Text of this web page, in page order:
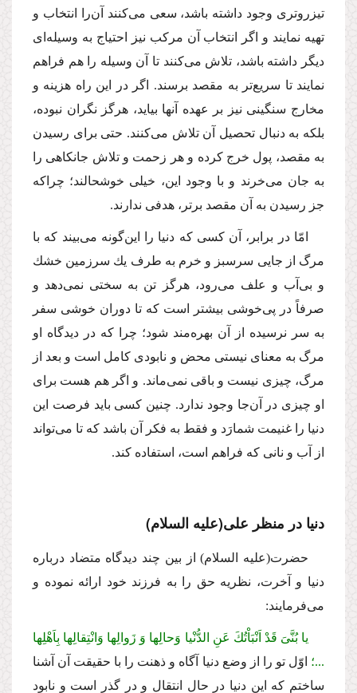
تیزروترى وجود داشته باشد، سعى مى‌كنند آن‌را انتخاب و
تهیه نمایند و اگر انتخاب آن مركب نیز احتیاج به وسیله‌اى
دیگر داشته باشد، تلاش مى‌كنند تا آن وسیله را هم فراهم
نمایند تا سریع‌تر به مقصد برسند. اگر در این راه هزینه و
مخارج سنگینى نیز بر عهده آنها بیاید، هرگز نگران نبوده،
بلكه به دنبال تحصیل آن تلاش مى‌كنند. حتى براى رسیدن
به مقصد، پول خرج كرده و هر زحمت و تلاش جانكاهى را
به جان مى‌خرند و با وجود این، خیلى خوشحالند؛ چراكه
جز رسیدن به آن مقصد برتر، هدفى ندارند.
امّا در برابر، آن كسى كه دنیا را این‌گونه مى‌بیند كه با
مرگ از جایى سرسبز و خرم به طرف یك سرزمین خشك
و بى‌آب و علف مى‌رود، هرگز تن به سختى نمى‌دهد و
صرفاً در پى‌خوشى بیشتر است كه تا دوران خوشى سفر
به سر نرسیده از آن بهره‌مند شود؛ چرا كه در دیدگاه او
مرگ به معناى نیستى محض و نابودى كامل است و بعد از
مرگ، چیزى نیست و باقى نمى‌ماند. و اگر هم هست براى
او چیزى در آن‌جا وجود ندارد. چنین كسى باید فرصت این
دنیا را غنیمت شمارَد و فقط به فكر آن باشد كه تا مى‌تواند
از آب و نانى كه فراهم است، استفاده كند.
دنیا در منظر على(علیه السلام)
حضرت(علیه السلام)از بین چند دیدگاه متضاد درباره
دنیا و آخرت، نظریه حق را به فرزند خود ارائه نموده و
مى‌فرمایند:
یا بُنَّىَ قَدْ اَنْبَاْتُكَ عَنِ الدُّنْیا وَحالِها وَ زَوالِها وَانْتِقالِها بِاَهْلِها
...؛ اوّل تو را از وضع دنیا آگاه و ذهنت را با حقیقت آن آشنا
ساختم كه این دنیا در حال انتقال و در گذر است و نابود